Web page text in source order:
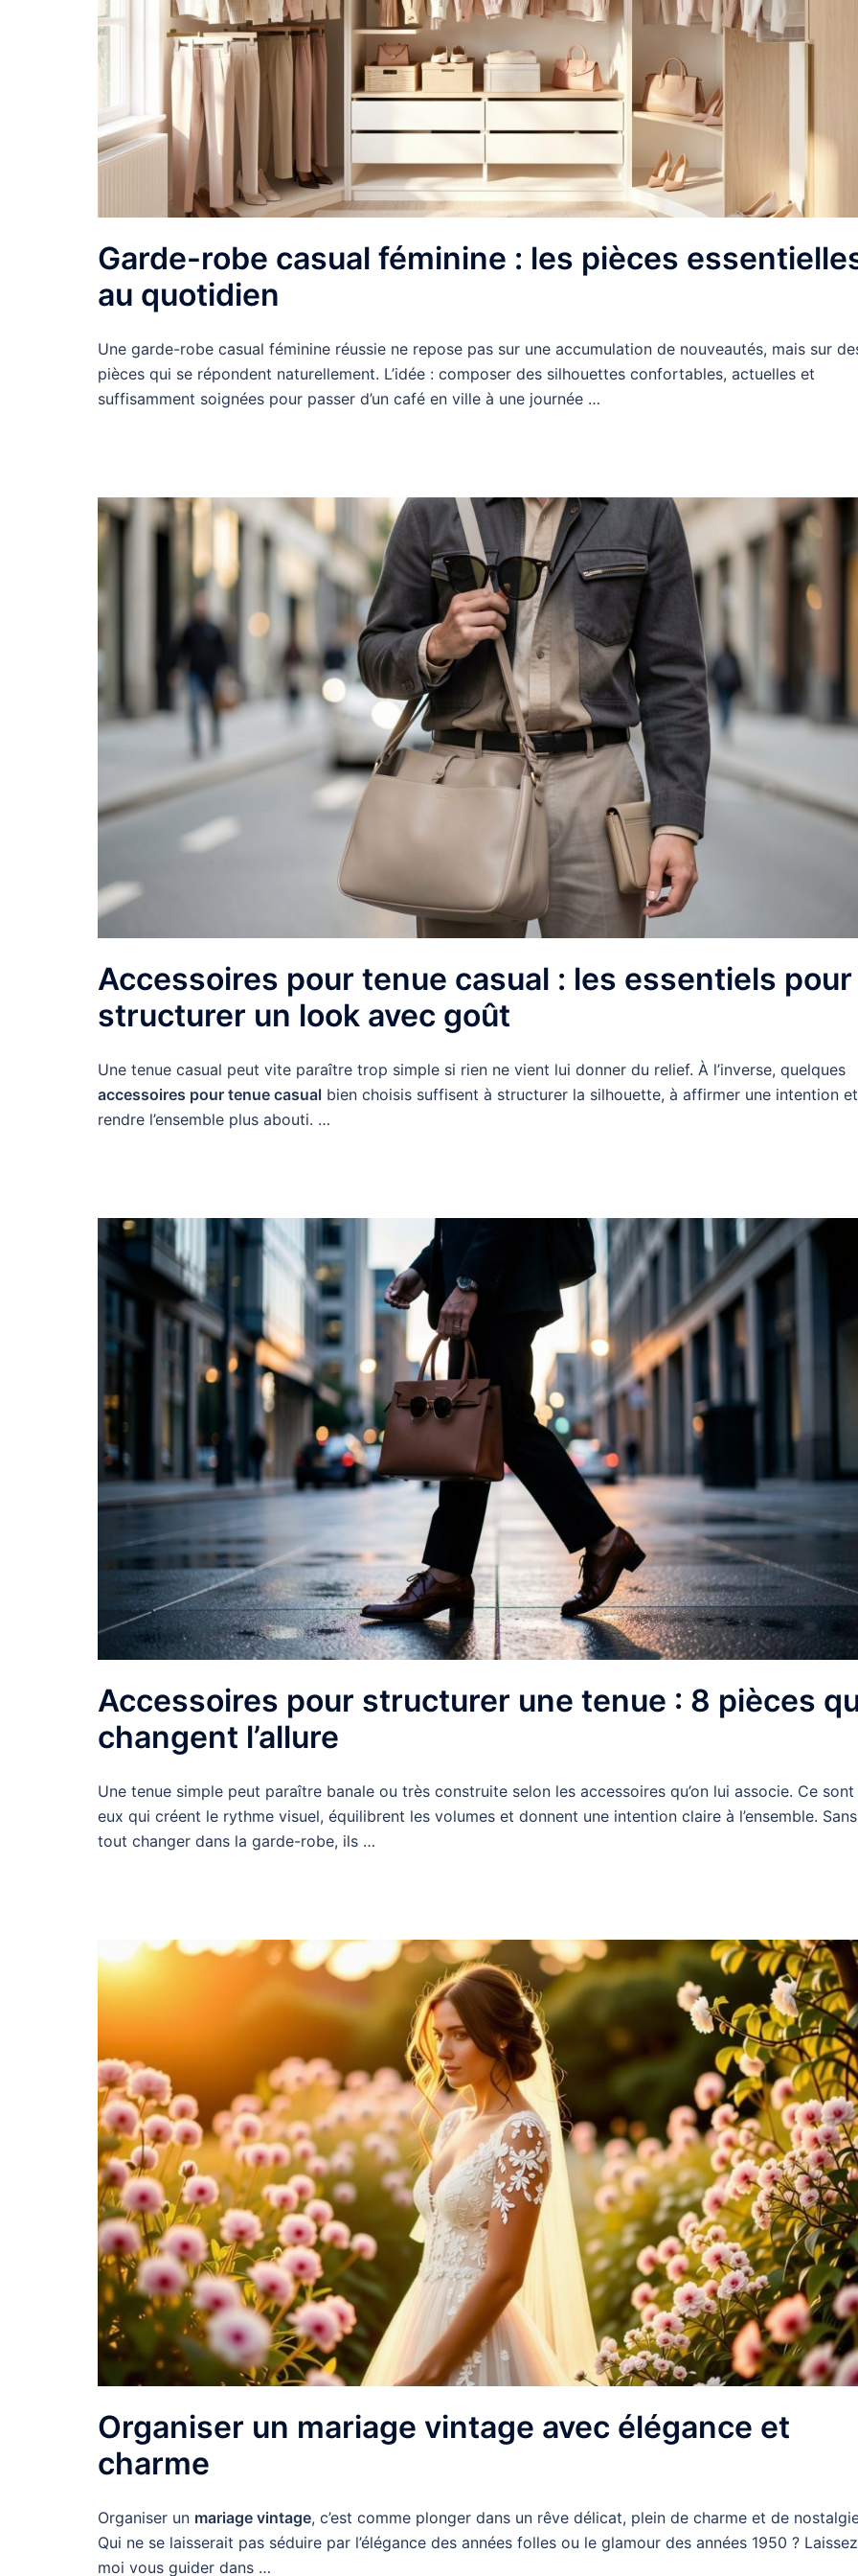
Garde-robe casual féminine : les pièces
au quotidien
Une garde-robe casual féminine réussie ne repose pas sur une accumulation de nouveautés, mais sur
pièces qui se répondent naturellement. L’idée : composer des silhouettes confortables, actuelles et
suffisamment soignées pour passer d’un café en ville à une journée …
Accessoires pour tenue casual : les essentiels pour
structurer un look avec goût
Une tenue casual peut vite paraître trop simple si rien ne vient lui donner du relief. À l’inverse, quelques
accessoires pour tenue casual bien choisis suffisent à structurer la silhouette, à affirmer une intention
rendre l’ensemble plus abouti. …
Accessoires pour structurer une tenue : 8 pièces
changent l’allure
Une tenue simple peut paraître banale ou très construite selon les accessoires qu’on lui associe. Ce sont
eux qui créent le rythme visuel, équilibrent les volumes et donnent une intention claire à l’ensemble. Sans
tout changer dans la garde-robe, ils …
Organiser un mariage vintage avec élégance et
charme
Organiser un mariage vintage, c’est comme plonger dans un rêve délicat, plein de charme et de
Qui ne se laisserait pas séduire par l’élégance des années folles ou le glamour des années 1950 ?
moi vous guider dans …